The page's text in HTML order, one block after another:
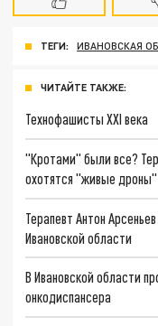
ТЕГИ: ИВАНОВСКАЯ
ЧИТАЙТЕ ТАКЖЕ:
Технофашисты XXI века
"Кротами" были все?
охотятся "живые дроны"
Терапевт Антон
Ивановской области
В Ивановской области
онкодиспансера